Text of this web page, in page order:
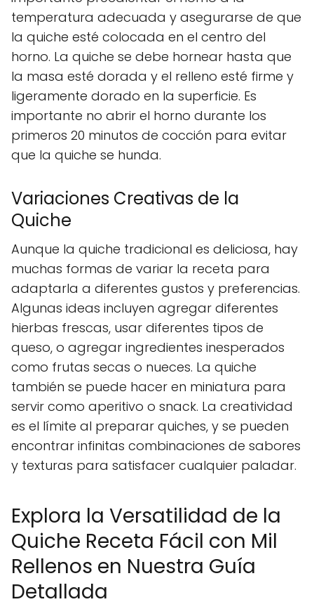
temperatura adecuada y asegurarse de que
la quiche esté colocada en el centro del
horno. La quiche se debe hornear hasta que
la masa esté dorada y el relleno esté firme y
ligeramente dorado en la superficie. Es
importante no abrir el horno durante los
primeros 20 minutos de cocción para evitar
que la quiche se hunda.
Variaciones Creativas de la
Quiche
Aunque la quiche tradicional es deliciosa, hay
muchas formas de variar la receta para
adaptarla a diferentes gustos y preferencias.
Algunas ideas incluyen agregar diferentes
hierbas frescas, usar diferentes tipos de
queso, o agregar ingredientes inesperados
como frutas secas o nueces. La quiche
también se puede hacer en miniatura para
servir como aperitivo o snack. La creatividad
es el límite al preparar quiches, y se pueden
encontrar infinitas combinaciones de sabores
y texturas para satisfacer cualquier paladar.
Explora la Versatilidad de la
Quiche Receta Fácil con Mil
Rellenos en Nuestra Guía
Detallada